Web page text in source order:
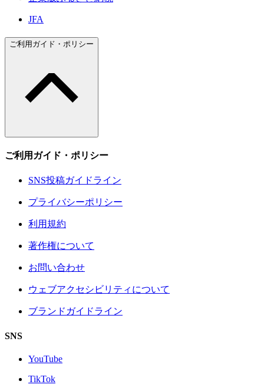
JFA
ご利用ガイド・ポリシー
ご利用ガイド・ポリシー
SNS投稿ガイドライン
プライバシーポリシー
利用規約
著作権について
お問い合わせ
ウェブアクセシビリティについて
ブランドガイドライン
SNS
YouTube
TikTok